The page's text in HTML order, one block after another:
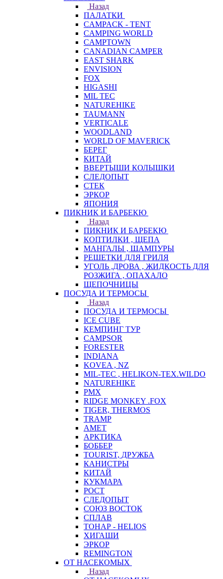
Назад
ПАЛАТКИ
CAMPACK - TENT
CAMPING WORLD
CAMPTOWN
CANADIAN CAMPER
EAST SHARK
ENVISION
FOX
HIGASHI
MIL TEC
NATUREHIKE
TAUMANN
VERTICALE
WOODLAND
WORLD OF MAVERICK
БЕРЕГ
КИТАЙ
ВВЕРТЫШИ КОЛЫШКИ
СЛЕДОПЫТ
СТЕК
ЭРКОР
ЯПОНИЯ
ПИКНИК И БАРБЕКЮ
Назад
ПИКНИК И БАРБЕКЮ
КОПТИЛКИ , ЩЕПА
МАНГАЛЫ , ШАМПУРЫ
РЕШЕТКИ ДЛЯ ГРИЛЯ
УГОЛЬ ,ДРОВА , ЖИДКОСТЬ ДЛЯ
РОЗЖИГА , ОПАХАЛО
ЩЕПОЧНИЦЫ
ПОСУДА И ТЕРМОСЫ
Назад
ПОСУДА И ТЕРМОСЫ
ICE CUBE
КЕМПИНГ ТУР
CAMPSOR
FORESTER
INDIANA
KOVEA , NZ
MIL-TEC , HELIKON-TEX.WILDO
NATUREHIKE
PMX
RIDGE MONKEY .FOX
TIGER, THERMOS
TRAMP
АМЕТ
АРКТИКА
БОББЕР
TOURIST, ДРУЖБА
КАНИСТРЫ
КИТАЙ
КУКМАРА
РОСТ
СЛЕДОПЫТ
СОЮЗ ВОСТОК
СПЛАВ
ТОНАР - HELIOS
ХИГАШИ
ЭРКОР
REMINGTON
ОТ НАСЕКОМЫХ
Назад